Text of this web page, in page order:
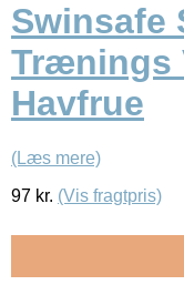
Swinsafe
Trænings
Havfrue
(Læs mere)
97 kr. (Vis fragtpris)